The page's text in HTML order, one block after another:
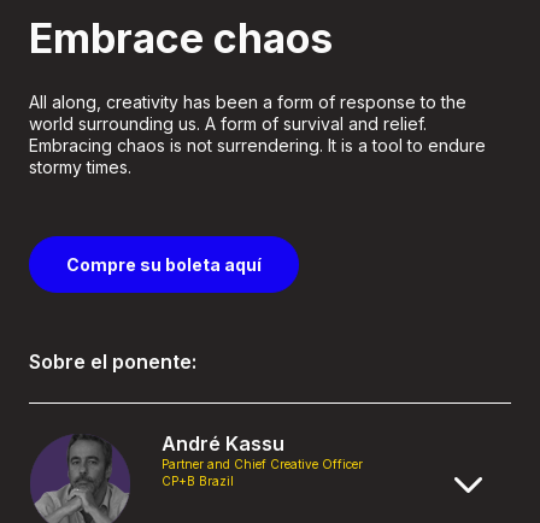
Embrace chaos
All along, creativity has been a form of response to the
world surrounding us. A form of survival and relief.
Embracing chaos is not surrendering. It is a tool to endure
stormy times.
Compre su boleta aquí
Sobre el ponente:
André Kassu
Partner and Chief Creative Officer
CP+B Brazil